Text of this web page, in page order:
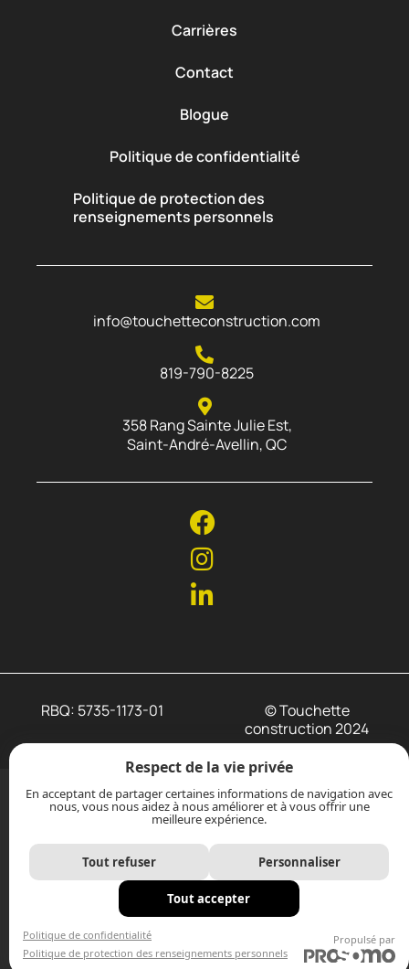
Carrières
Contact
Blogue
Politique de confidentialité
Politique de protection des
renseignements personnels
info@touchetteconstruction.com
819-790-8225
358 Rang Sainte Julie Est,
Saint-André-Avellin, QC
RBQ: 5735-1173-01
© Touchette
construction 2024
Respect de la vie privée
En acceptant de partager certaines informations de navigation avec
nous, vous nous aidez à nous améliorer et à vous offrir une
meilleure expérience.
Tout refuser Personnaliser
Tout accepter
Politique de confidentialité
Politique de protection des renseignements personnels
Propulsé par